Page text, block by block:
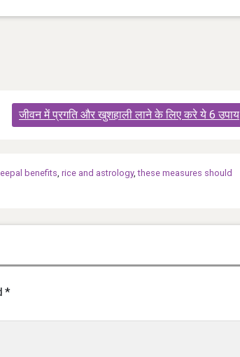
जीवन में प्रगति और खुशहाली लाने के लिए करे ये 6 उपाय
benefits, rice and astrology,these measures should
*